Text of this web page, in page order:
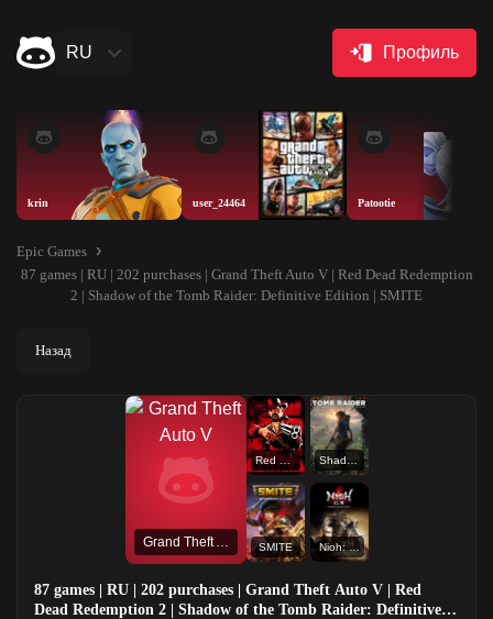
RU Профиль
krin user_24464 Patootie
Epic Games
87 games | RU | 202 purchases | Grand Theft Auto V | Red Dead Redemption
2 | Shadow of the Tomb Raider: Definitive Edition | SMITE
Назад
Grand Theft Auto V
Red Dead Redemption 2 Shadow of the Tomb Raider: Definitive Edition
SMITE Nioh: The Complete Edition
87 games | RU | 202 purchases | Grand Theft Auto V | Red
Dead Redemption 2 | Shadow of the Tomb Raider: Definitive